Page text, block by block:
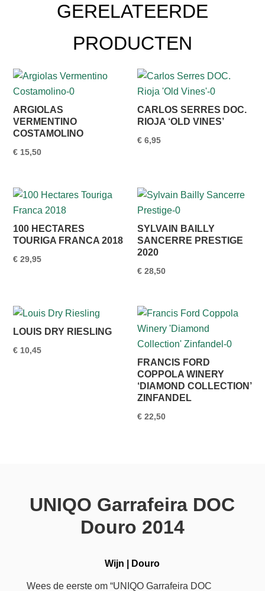
GERELATEERDE
PRODUCTEN
ARGIOLAS
VERMENTINO
COSTAMOLINO
€ 15,50
CARLOS SERRES DOC.
RIOJA ‘OLD VINES’
€ 6,95
100 HECTARES
TOURIGA FRANCA 2018
€ 29,95
SYLVAIN BAILLY
SANCERRE PRESTIGE
2020
€ 28,50
LOUIS DRY RIESLING
€ 10,45
FRANCIS FORD
COPPOLA WINERY
‘DIAMOND COLLECTION’
ZINFANDEL
€ 22,50
UNIQO Garrafeira DOC
Douro 2014
Wijn Douro
Wees de eerste om “UNIQO Garrafeira DOC